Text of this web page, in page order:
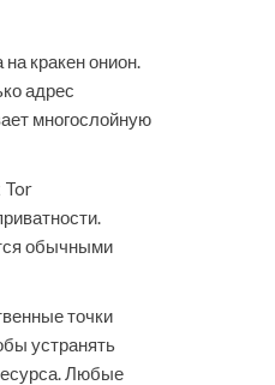
кракен онион.
адрес
многослойную
Tor
обычными
точки
устранять
Любые